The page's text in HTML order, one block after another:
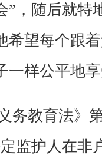
”，随后就特
希望每个跟
一样公平地
务教育法》
监护人在非